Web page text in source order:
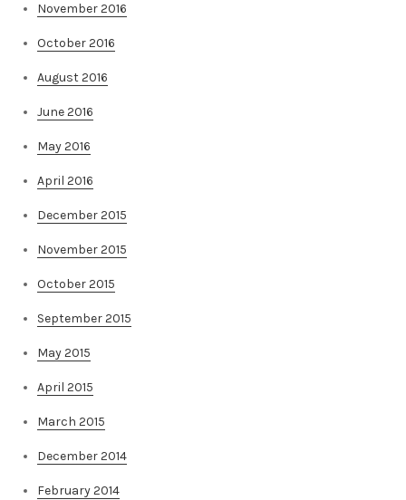
November 2016
October 2016
August 2016
June 2016
May 2016
April 2016
December 2015
November 2015
October 2015
September 2015
May 2015
April 2015
March 2015
December 2014
February 2014